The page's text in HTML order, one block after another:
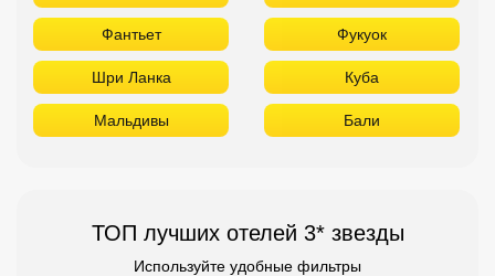
Фантьет Фукуок
Шри Ланка Куба
Мальдивы Бали
ТОП лучших отелей 3* звезды
Используйте удобные фильтры